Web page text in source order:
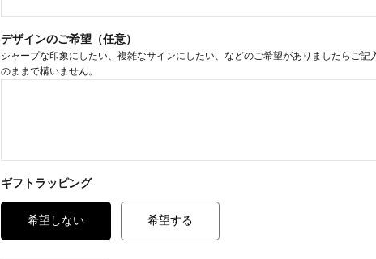
デザインのご希望（任意）
シャープな印象にしたい、複雑なサインにしたい、などのご希望がありましたらご
のままで構いません。
ギフトラッピング
希望しない 希望する